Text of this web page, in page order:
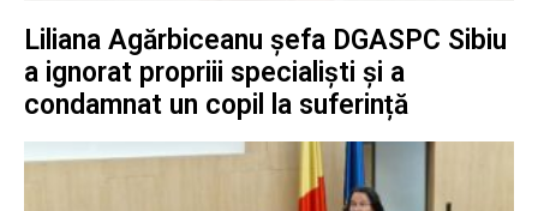
Liliana Agărbiceanu șefa DGASPC Sibiu
a ignorat propriii specialiști și a
condamnat un copil la suferință